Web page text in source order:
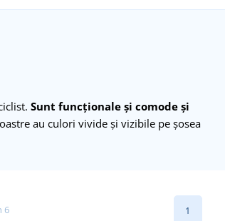
Sunt funcționale și comode și
au culori vivide și vizibile pe șosea
6 1